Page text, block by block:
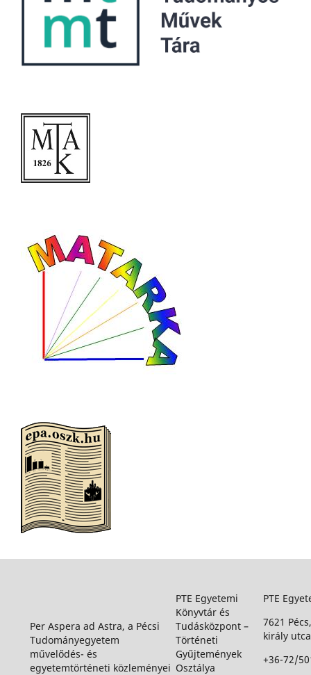
Per Aspera ad Astra, a Pécsi
Tudományegyetem
művelődés- és
egyetemtörténeti közleményei
PTE Egyetemi
Könyvtár és
Tudásközpont –
Történeti
Gyűjtemények
Osztálya
PTE
7621
király
+36-72/